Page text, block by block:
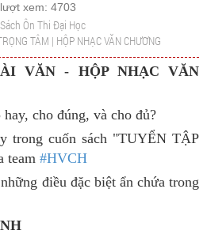
xem: 4703
Sách Ôn Thi Đại Học
TÂM | HỘP NHẠC VĂN CHƯƠNG
VĂN - HỘP NHẠC VĂN
cho đúng, và cho đủ?
trong cuốn sách "TUYỂN TẬP
team #HVCH
điều đặc biệt ẩn chứa trong